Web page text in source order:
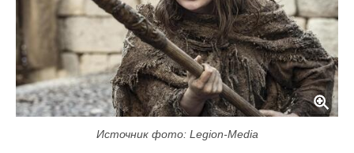
Источник фото: Legion-Media